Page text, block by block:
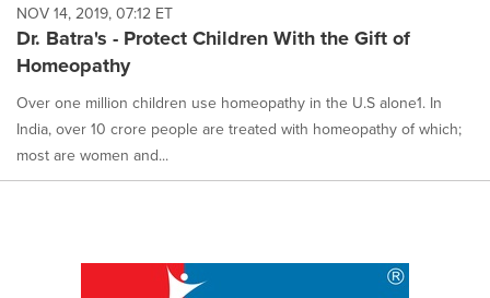
NOV 14, 2019, 07:12 ET
Dr. Batra's - Protect Children With the Gift of
Homeopathy
Over one million children use homeopathy in the U.S alone1. In
India, over 10 crore people are treated with homeopathy of which;
most are women and...